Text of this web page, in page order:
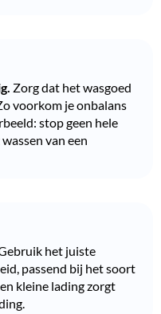
Zorg dat het wasgoed
voorkom je onbalans
stop geen hele
van een
het juiste
passend bij het soort
kleine lading zorgt